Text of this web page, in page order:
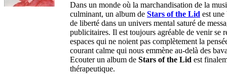
Dans un monde où la marchandisation de la
culminant, un album de Stars of the Lid est
de liberté dans un univers mental saturé de
publicitaires. Il est toujours agréable de venir se
espaces qui ne noient pas complètement la
courant calme qui nous emmène au-delà des
Ecouter un album de Stars of the Lid est
thérapeutique.